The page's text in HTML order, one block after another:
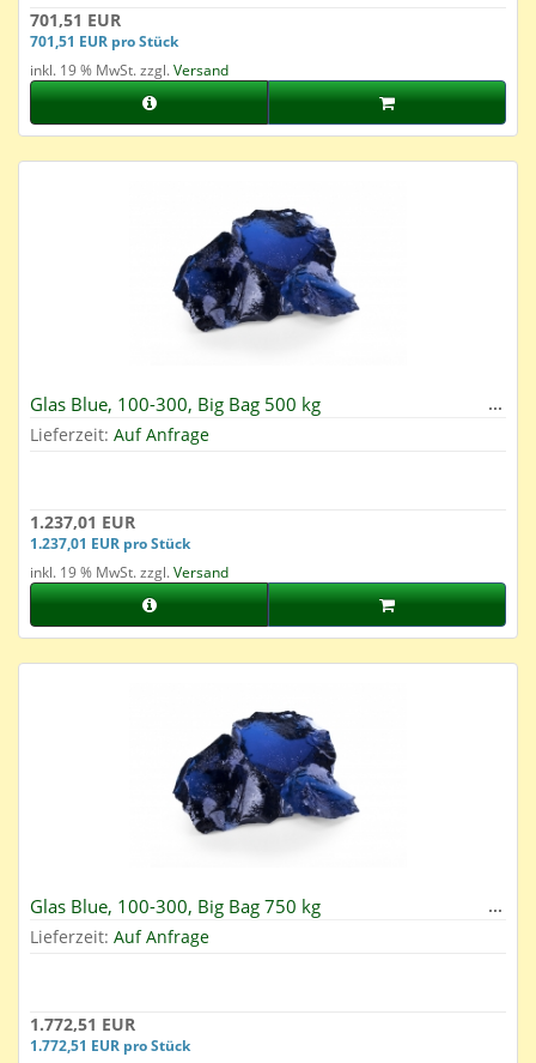
701,51 EUR
701,51 EUR pro Stück
inkl. 19 % MwSt. zzgl.Versand
Glas Blue, 100-300, Big Bag 500 kg
Lieferzeit: Auf Anfrage
1.237,01 EUR
1.237,01 EUR pro Stück
inkl. 19 % MwSt. zzgl.Versand
Glas Blue, 100-300, Big Bag 750 kg
Lieferzeit: Auf Anfrage
1.772,51 EUR
1.772,51 EUR pro Stück